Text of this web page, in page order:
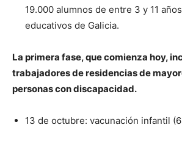
19.000 alumnos de entre 3 y 11
educativos de Galicia.
La primera fase, que comienza hoy,
trabajadores de residencias de
personas con discapacidad.
13 de octubre: vacunación infantil (6